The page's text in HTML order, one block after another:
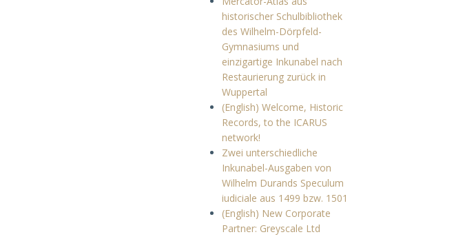
historischer Schulbibliothek
des Wilhelm-Dörpfeld-
Gymnasiums und
einzigartige Inkunabel nach
Restaurierung zurück in
Wuppertal
(English) Welcome, Historic
Records, to the ICARUS
network!
Zwei unterschiedliche
Inkunabel-Ausgaben von
Wilhelm Durands Speculum
iudiciale aus 1499 bzw. 1501
(English) New Corporate
Partner: Greyscale Ltd